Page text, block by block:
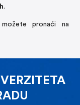
.
pronaći na